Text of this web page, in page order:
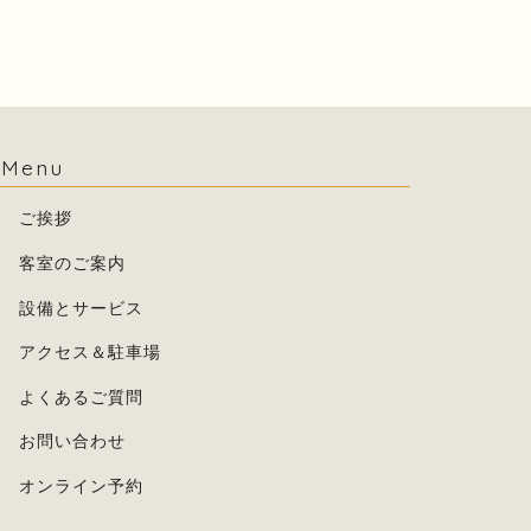
Menu
ご挨拶
客室のご案内
設備とサービス
アクセス＆駐車場
よくあるご質問
お問い合わせ
オンライン予約